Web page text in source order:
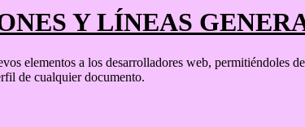
Y LÍNEAS
elementos a los desarrolladores web, permitiéndoles
de cualquier documento.